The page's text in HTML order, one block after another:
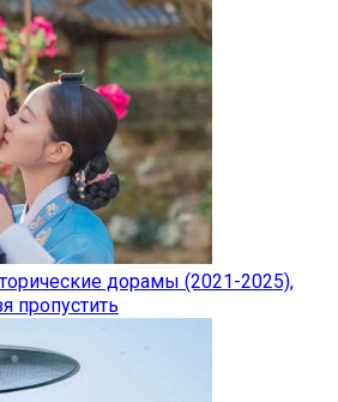
дорамы (2021-2025),
пропустить